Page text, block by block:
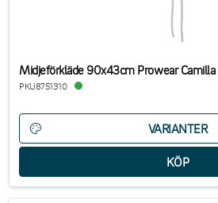
Midjeförkläde 90x43cm Prowear Camilla
PKU8751310
VARIANTER